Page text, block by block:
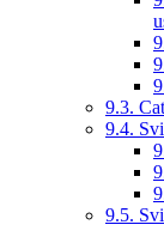
9.3.
9.4.
9.5.